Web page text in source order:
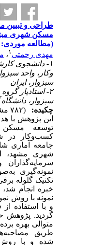
طراحی و تبیین
مسکن شهری
(مطالعه موردی:
مهدی رحمتی ،
۱- دانشجوی
وکار، واحد
سبزوار، ایران
۲- استادیار
سبزوار، دانشگاه
چکیده:
این پژوهش با
توسعه مسکن
کسب‌وکار در
جامعه آماری
شهری مشهد، از
نمونه‌گیری
خبره انجام
نمونه با روش
گردید. پژوهش
متوالی بهره
طریق
شده و با روش